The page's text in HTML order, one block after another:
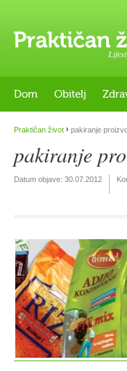
Dom Obitelj
Praktičan život › pakiranje
pakiranje
Datum objave: 30.07.2012